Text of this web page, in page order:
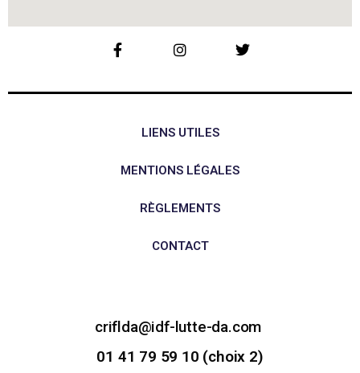
LIENS UTILES
MENTIONS LÉGALES
RÈGLEMENTS
CONTACT
criflda@idf-lutte-da.com
01 41 79 59 10 (choix 2)